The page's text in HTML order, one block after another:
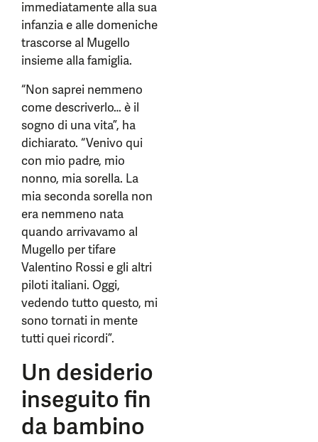
immediatamente alla sua
infanzia e alle domeniche
trascorse al Mugello
insieme alla famiglia.
“Non saprei nemmeno
come descriverlo… è il
sogno di una vita”, ha
dichiarato. “Venivo qui
con mio padre, mio
nonno, mia sorella. La
mia seconda sorella non
era nemmeno nata
quando arrivavamo al
Mugello per tifare
Valentino Rossi e gli altri
piloti italiani. Oggi,
vedendo tutto questo, mi
sono tornati in mente
tutti quei ricordi”.
Un desiderio
inseguito fin
da bambino